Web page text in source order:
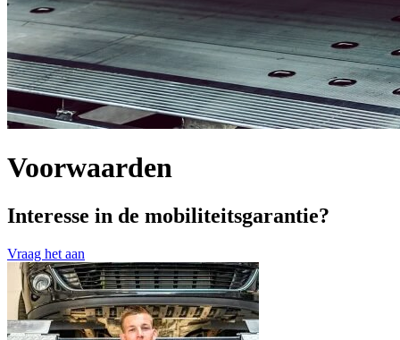
Voorwaarden
Interesse in de mobiliteitsgarantie?
Vraag het aan